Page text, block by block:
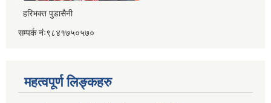
हरिभक्त पुडासैनी
सम्पर्क नंः९८४१७५०५७०
महत्वपूर्ण लिङ्कहरु